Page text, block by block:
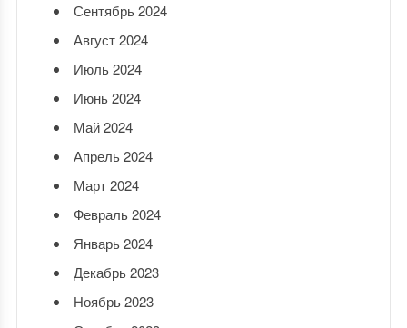
Сентябрь 2024
Август 2024
Июль 2024
Июнь 2024
Май 2024
Апрель 2024
Март 2024
Февраль 2024
Январь 2024
Декабрь 2023
Ноябрь 2023